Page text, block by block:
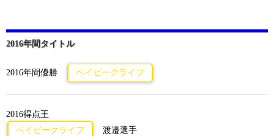
2016年間タイトル
2016年間優勝 ベイビークライフ
2016得点王
ベイビークライフ
渡邉選手